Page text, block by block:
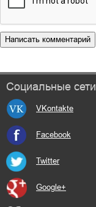
Социальные сети
VKontakte
Facebook
Twitter
Google+